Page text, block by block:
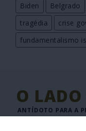
Biden
Belgrado
tragédia
crise
fundamentalismo
O LADO
ANTÍDOTO PARA A